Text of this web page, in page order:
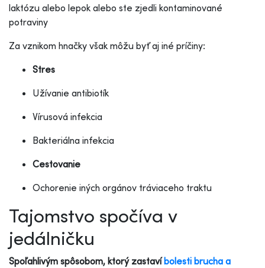
laktózu alebo lepok alebo ste zjedli kontaminované
potraviny
Za vznikom hnačky však môžu byť aj iné príčiny:
Stres
Užívanie antibiotík
Vírusová infekcia
Bakteriálna infekcia
Cestovanie
Ochorenie iných orgánov tráviaceho traktu
Tajomstvo spočíva v
jedálničku
Spoľahlivým spôsobom, ktorý zastavíbolesti brucha a